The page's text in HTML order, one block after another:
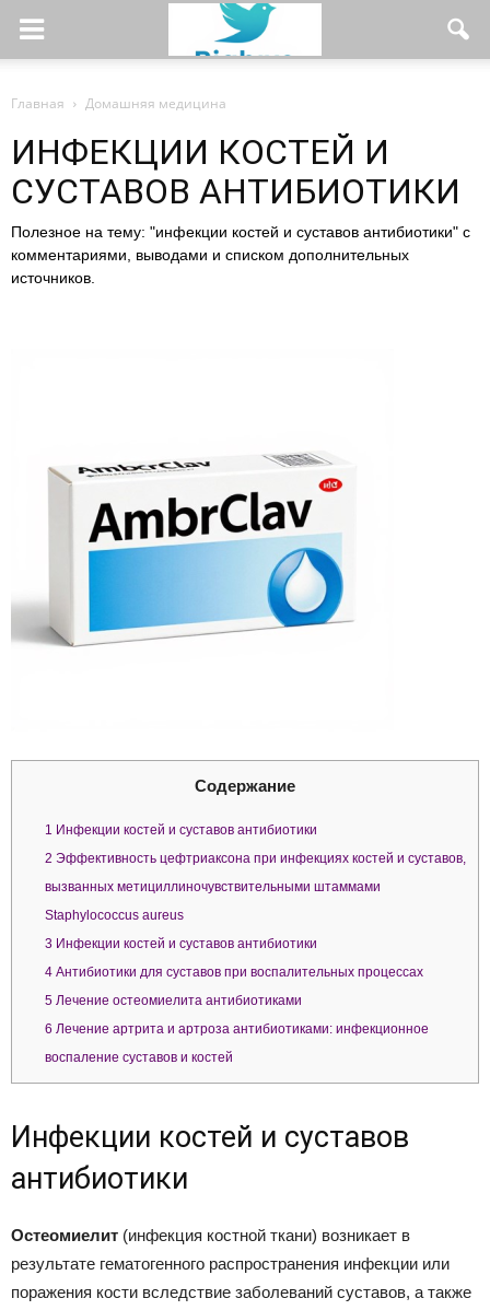
Главная Домашняя медицина
ИНФЕКЦИИ КОСТЕЙ И
СУСТАВОВ АНТИБИОТИКИ
Полезное на тему: "инфекции костей и суставов антибиотики" с
комментариями, выводами и списком дополнительных
источников.
Содержание
1 Инфекции костей и суставов антибиотики
2 Эффективность цефтриаксона при инфекциях костей и суставов,
вызванных метициллиночувствительными штаммами
Staphylococcus aureus
3 Инфекции костей и суставов антибиотики
4 Антибиотики для суставов при воспалительных процессах
5 Лечение остеомиелита антибиотиками
6 Лечение артрита и артроза антибиотиками: инфекционное
воспаление суставов и костей
Инфекции костей и суставов
антибиотики
Остеомиелит (инфекция костной ткани) возникает в
результате гематогенного распространения инфекции или
поражения кости вследствие заболеваний суставов, а также